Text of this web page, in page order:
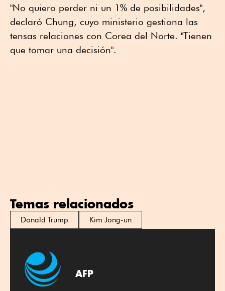
"No quiero perder ni un 1% de posibilidades",
declaró Chung, cuyo ministerio gestiona las
tensas relaciones con Corea del Norte. "Tienen
que tomar una decisión".
Temas relacionados
Donald Trump Kim Jong-un
AFP